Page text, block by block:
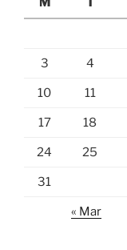
3 4
10 11
17 18
24 25
31
« Mar